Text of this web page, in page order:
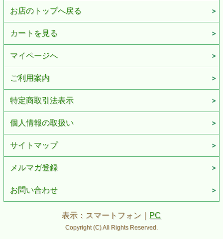
お店のトップへ戻る
カートを見る
マイページへ
ご利用案内
特定商取引法表示
個人情報の取扱い
サイトマップ
メルマガ登録
お問い合わせ
表示：スマートフォン｜ PC
Copyright (C) All Rights Reserved.